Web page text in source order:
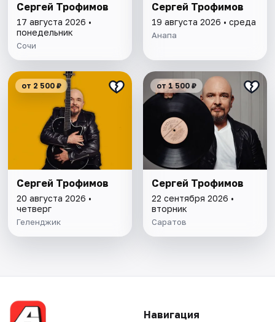
Сергей Трофимов
17 августа 2026 •
понедельник
Сочи
Сергей Трофимов
19 августа 2026 • среда
Анапа
от 2 500 ₽
Сергей Трофимов
20 августа 2026 •
четверг
Геленджик
от 1 500 ₽
Сергей Трофимов
22 сентября 2026 •
вторник
Саратов
Навигация